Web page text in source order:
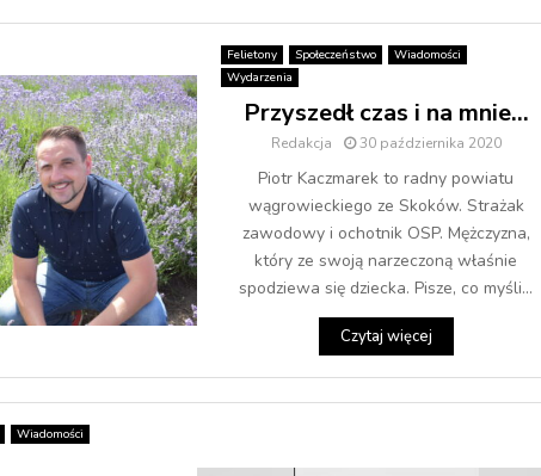
Felietony Społeczeństwo
Wiadomości
Wydarzenia
Przyszedł czas i na mnie…
Redakcja 30 października 2020
Piotr Kaczmarek to radny powiatu
wągrowieckiego ze Skoków. Strażak
zawodowy i ochotnik OSP. Mężczyzna,
który ze swoją narzeczoną właśnie
spodziewa się dziecka. Pisze, co myśli...
Czytaj więcej
Wiadomości